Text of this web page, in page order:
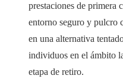
prestaciones de primera
entorno seguro y pulcro
en una alternativa
individuos en el ámbito
etapa de retiro.